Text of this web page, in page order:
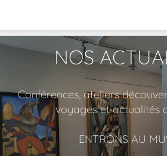
NOS
Conférences, ateliers
voyages et actualités
ENTRONS AU